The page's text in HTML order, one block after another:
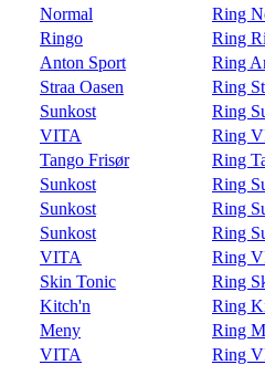
Normal Ring
Ringo
Ring
Anton Sport Ring
Straa Oasen Ring
Sunkost Ring
VITA
Ring
Tango Frisør Ring
Sunkost Ring
Sunkost Ring
Sunkost Ring
VITA Ring
Skin Tonic Ring
Kitch'n Ring
Meny Ring
VITA Ring